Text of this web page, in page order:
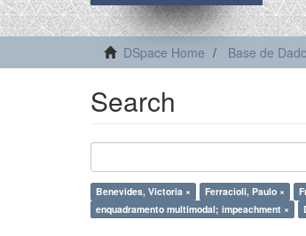
DSpace Home Base de
Search
Benevides, Victoria × Ferracioli, Paulo ×
enquadramento multimodal; impeachment ×